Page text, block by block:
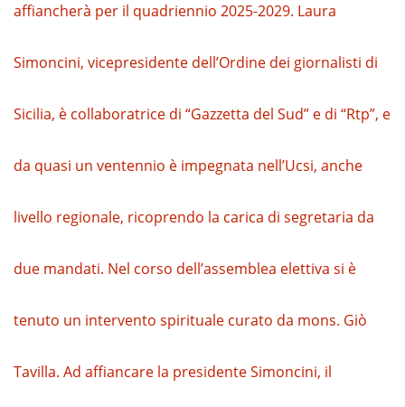
affiancherà per il quadriennio 2025-2029. Laura
Simoncini, vicepresidente dell’Ordine dei giornalisti di
Sicilia, è collaboratrice di “Gazzetta del Sud” e di “Rtp”, e
da quasi un ventennio è impegnata nell’Ucsi, anche
livello regionale, ricoprendo la carica di segretaria da
due mandati. Nel corso dell’assemblea elettiva si è
tenuto un intervento spirituale curato da mons. Giò
Tavilla. Ad affiancare la presidente Simoncini, il